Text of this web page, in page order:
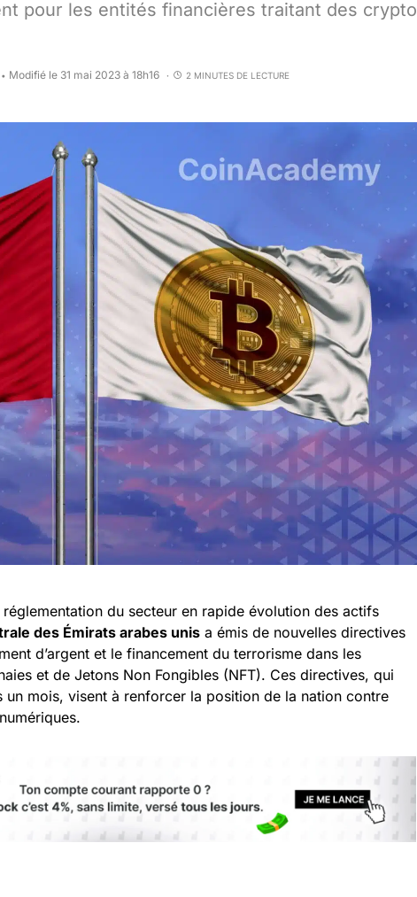
pour les entités financières traitant des crypto
• Modifié le 31 mai 2023 à 18h16 2 MINUTES DE LECTURE
du secteur en rapide évolution des actifs
des Émirats arabes unis a émis de nouvelles directives
d’argent et le financement du terrorisme dans les
et de Jetons Non Fongibles (NFT). Ces directives, qui
mois, visent à renforcer la position de la nation contre